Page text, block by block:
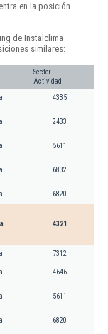
en la posición
de Instalclima
similares:
Sector
Actividad
4335
2433
5611
6832
6820
4321
7312
4646
5611
6820